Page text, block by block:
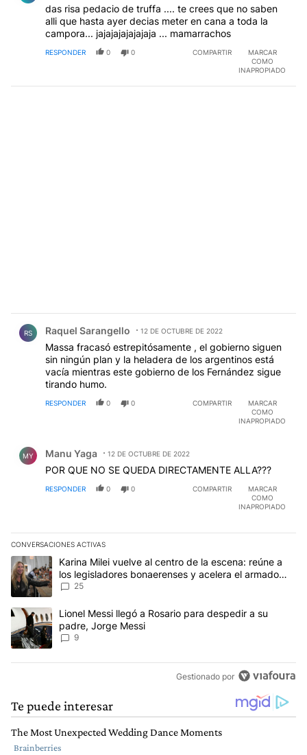
das risa pedacio de truffa .... te crees que no saben
alli que hasta ayer decias meter en cana a toda la
campora... jajajajajajajaja ... mamarrachos
RESPONDER 0 0 COMPARTIR
MARCAR
COMO
INAPROPIADO
RS Raquel Sarangello 12 DE OCTUBRE DE 2022
Massa fracasó estrepitósamente , el gobierno siguen
sin ningún plan y la heladera de los argentinos está
vacía mientras este gobierno de los Fernández sigue
tirando humo.
RESPONDER 0 0 COMPARTIR
MARCAR
COMO
INAPROPIADO
MY Manu Yaga 12 DE OCTUBRE DE 2022
POR QUE NO SE QUEDA DIRECTAMENTE ALLA???
RESPONDER 0 0 COMPARTIR
MARCAR
COMO
INAPROPIADO
CONVERSACIONES ACTIVAS
Este listado muestra los artículos con más comentarios en los
Un artículo de tendencia con el título "Karina Milei vuelve al
Karina Milei vuelve al centro de la escena: reúne a
los legisladores bonaerenses y acelera el armado
para 2027
25
Un artículo de tendencia con el título "Lionel Messi llegó a
Lionel Messi llegó a Rosario para despedir a su
padre, Jorge Messi
9
Gestionado por